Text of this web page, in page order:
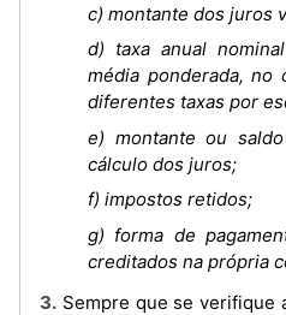
c) montante dos juros
d) taxa anual
média ponderada, no
diferentes taxas por
e) montante ou
cálculo dos juros;
f) impostos retidos;
g) forma de
creditados na própria
3. Sempre que se verifique a cobrança de comissões